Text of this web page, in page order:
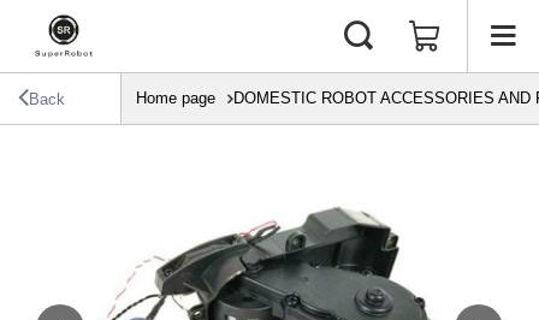
Back Home page DOMESTIC ROBOT ACCESSORIES AND